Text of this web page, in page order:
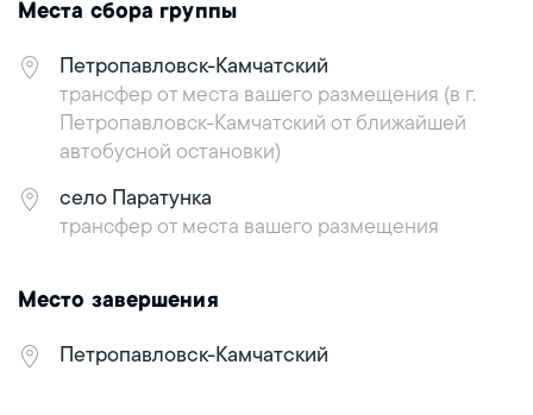
Места сбора группы
Петропавловск-Камчатский
трансфер от места вашего размещения (в г.
Петропавловск-Камчатский от ближайшей
автобусной остановки)
село Паратунка
трансфер от места вашего размещения
Место завершения
Петропавловск-Камчатский